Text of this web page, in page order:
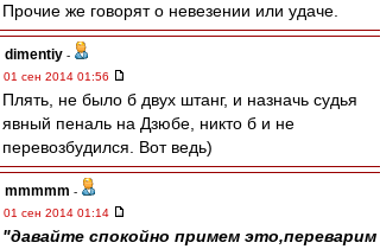
Прочие же говорят о невезении или удаче.
dimentiy -
01 сен 2014 01:56
Плять, не было б двух штанг, и назначь судья
явный пеналь на Дзюбе, никто б и не
перевозбудился. Вот ведь)
mmmmm -
01 сен 2014 01:14
"давайте спокойно примем это,переварим